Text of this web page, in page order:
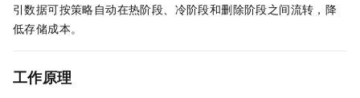
引数据可按策略自动在热阶段、冷阶段和删除阶段之间流转，降
低存储成本。
工作原理